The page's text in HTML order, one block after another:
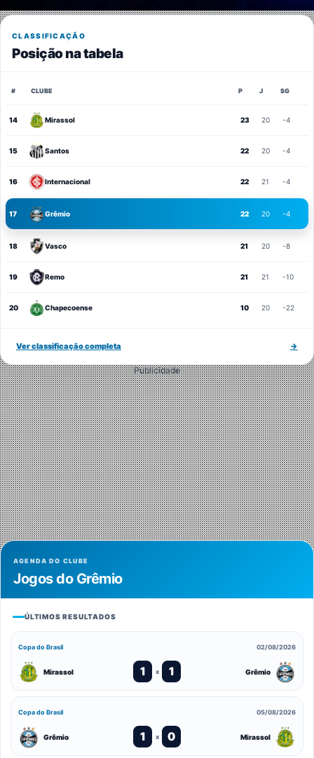
CLASSIFICAÇÃO
Posição na tabela
# CLUBE P J SG
14 Mirassol 23 20 -4
15 Santos 22 20 -4
16 Internacional 22 21 -4
17 Grêmio 22 20 -4
18 Vasco 21 20 -8
19 Remo 21 21 -10
20 Chapecoense 10 20 -22
Ver classificação completa →
Publicidade
AGENDA DO CLUBE
Jogos do Grêmio
ÚLTIMOS RESULTADOS
Copa do Brasil 02/08/2026
Mirassol 1 x 1 Grêmio
Copa do Brasil 05/08/2026
Grêmio 1 x 0 Mirassol